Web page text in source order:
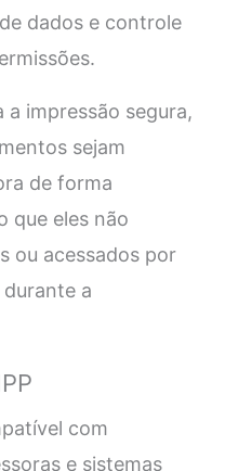
dados e controle
a impressão segura,
sejam
de forma
que eles não
ou acessados por
a
com
e sistemas